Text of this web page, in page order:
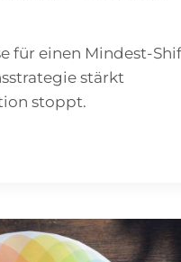
für einen Mindest-
stärkt
stoppt.